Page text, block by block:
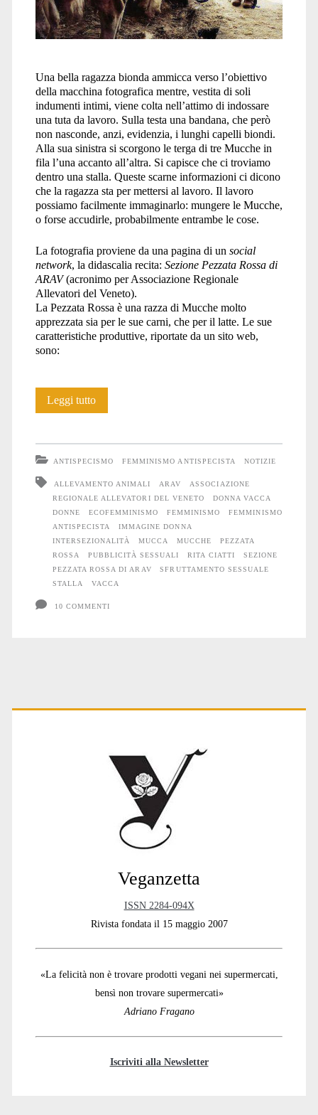
Una bella ragazza bionda ammicca verso l’obiettivo
della macchina fotografica mentre, vestita di soli
indumenti intimi, viene colta nell’attimo di indossare
una tuta da lavoro. Sulla testa una bandana, che però
non nasconde, anzi, evidenzia, i lunghi capelli biondi.
Alla sua sinistra si scorgono le terga di tre Mucche in
fila l’una accanto all’altra. Si capisce che ci troviamo
dentro una stalla. Queste scarne informazioni ci dicono
che la ragazza sta per mettersi al lavoro. Il lavoro
possiamo facilmente immaginarlo: mungere le Mucche,
o forse accudirle, probabilmente entrambe le cose.
La fotografia proviene da una pagina di un social
network, la didascalia recita: Sezione Pezzata Rossa di
ARAV(acronimo per Associazione Regionale
Allevatori del Veneto).
La Pezzata Rossa è una razza di Mucche molto
apprezzata sia per le sue carni, che per il latte. Le sue
caratteristiche produttive, riportate da un sito web,
sono:
Leggi tuttoPezzata
naturale
in
una
stalla
ANTISPECISMO FEMMINISMO ANTISPECISTA NOTIZIE
ALLEVAMENTO ANIMALI ARAV
ASSOCIAZIONE
REGIONALE ALLEVATORI DEL VENETO
DONNA VACCA
DONNE
ECOFEMMINISMO FEMMINISMO
FEMMINISMO
ANTISPECISTA
IMMAGINE DONNA
INTERSEZIONALITÀ
MUCCA MUCCHE
PEZZATA
ROSSA
PUBBLICITÀ SESSUALI RITA CIATTI
SEZIONE
PEZZATA ROSSA DI ARAV
SFRUTTAMENTO SESSUALE
STALLA
VACCA
10 COMMENTI
Primary
Veganzetta
ISSN 2284-094X
Rivista fondata il 15 maggio 2007
«La felicità non è trovare prodotti vegani nei supermercati,
bensì non trovare supermercati»
Adriano Fragano
Iscriviti alla Newsletter